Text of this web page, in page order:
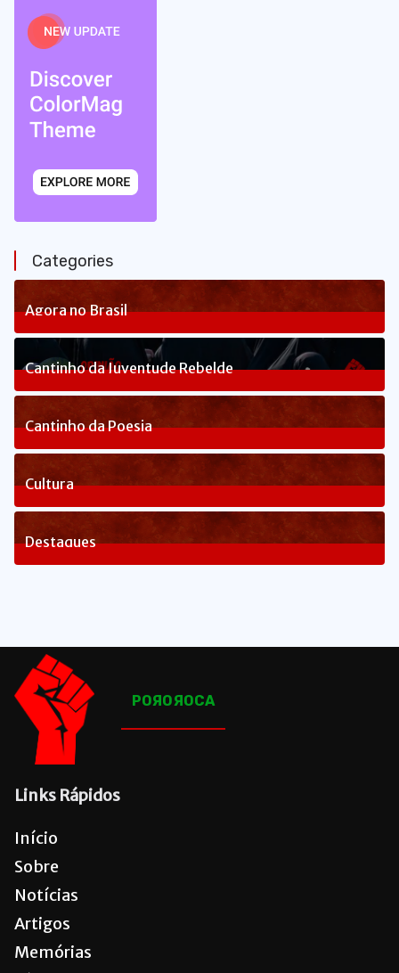
Categories
Agora no Brasil
236Posts
Cantinho da Juventude Rebelde
3Posts
Cantinho da Poesia
1Posts
Cultura
82Posts
Destaques
POЯOЯOCA
Links Rápidos
Início
Sobre
Notícias
Artigos
Memórias